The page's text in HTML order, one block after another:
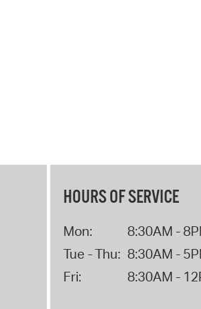
HOURS OF SERVICE
Mon:
8:30AM -
Tue - Thu: 8:30AM -
Fri:
8:30AM -